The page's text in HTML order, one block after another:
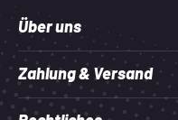
Über uns
Zahlung & Versand